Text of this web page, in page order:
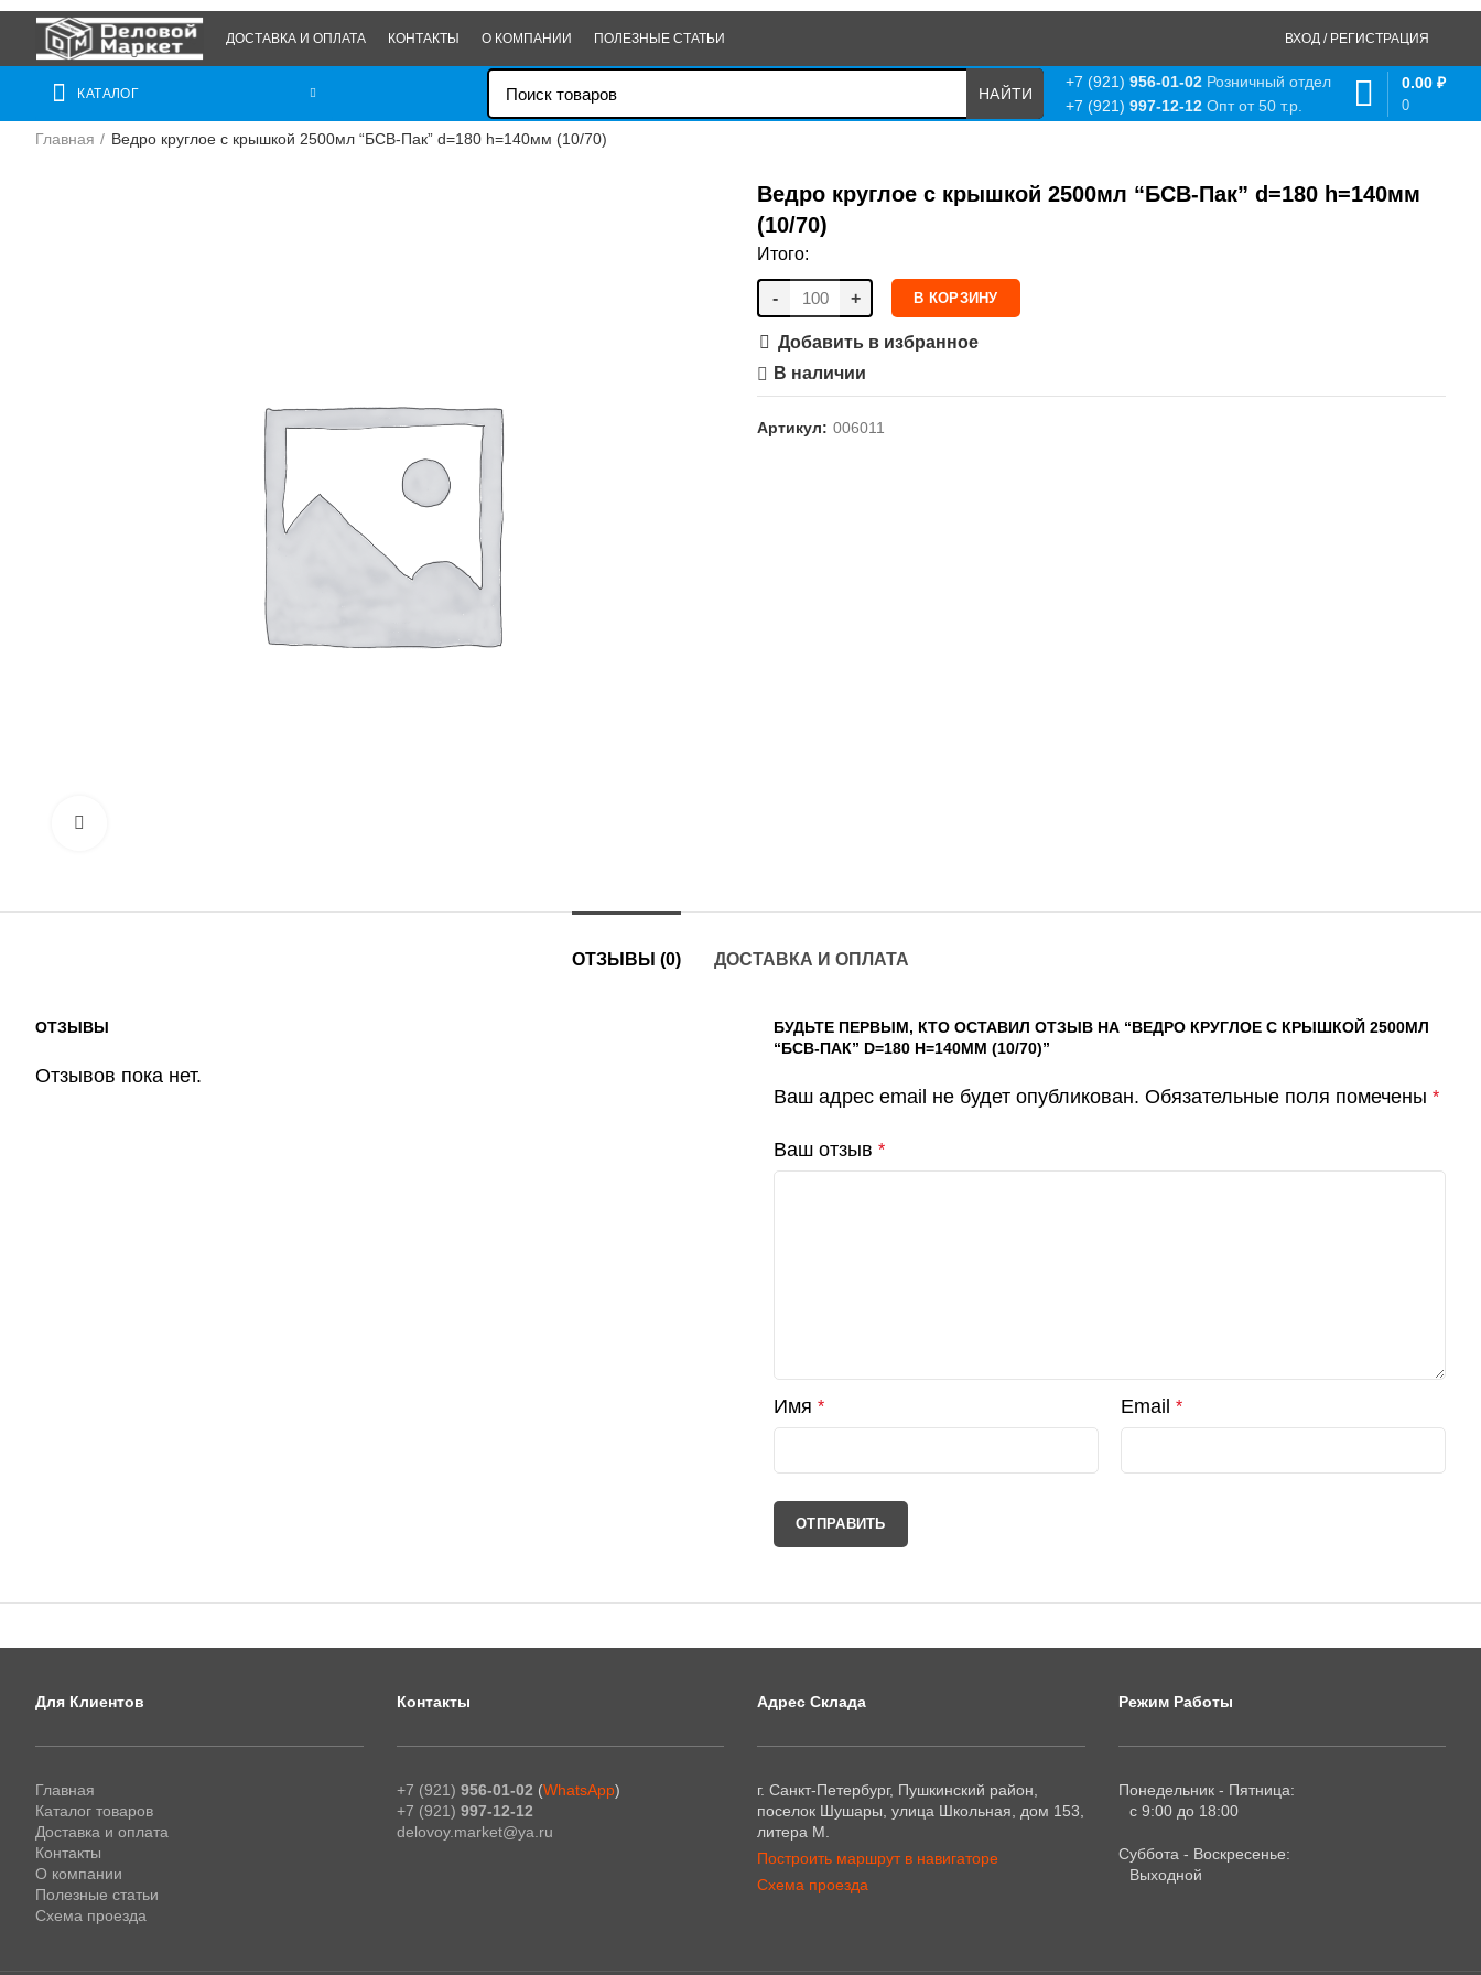
ДОСТАВКА И ОПЛАТА КОНТАКТЫ О КОМПАНИИ ПОЛЕЗНЫЕ СТАТЬИ ВХОД / РЕГИСТРАЦИЯ
КАТАЛОГ
+7 (921) 956-01-02 Розничный отдел
+7 (921) 997-12-12 Опт от 50 т.р. 0
0.00 ₽
Главная Ведро круглое с крышкой 2500мл “БСВ-Пак” d=180 h=140мм (10/70)
Ведро круглое с крышкой 2500мл “БСВ-Пак” d=180 h=140мм
(10/70)
Итого:
- + В КОРЗИНУ
Добавить в избранное
В наличии
Артикул: 006011
ОТЗЫВЫ (0) ДОСТАВКА И ОПЛАТА
ОТЗЫВЫ
Отзывов пока нет.
БУДЬТЕ ПЕРВЫМ, КТО ОСТАВИЛ ОТЗЫВ НА “ВЕДРО КРУГЛОЕ С КРЫШКОЙ 2500МЛ
“БСВ-ПАК” D=180 H=140ММ (10/70)”
Ваш адрес email не будет опубликован. Обязательные поля помечены *
Ваш отзыв *
Имя * Email *
Для Клиентов
Главная
Каталог товаров
Доставка и оплата
Контакты
О компании
Полезные статьи
Схема проезда
Контакты
+7 (921) 956-01-02 (WhatsApp)
+7 (921) 997-12-12
delovoy.market@ya.ru
Адрес Склада
г. Санкт-Петербург, Пушкинский район,
поселок Шушары, улица Школьная, дом 153,
литера М.
Построить маршрут в навигаторе
Схема проезда
Режим Работы
Понедельник - Пятница:
с 9:00 до 18:00
Суббота - Воскресенье:
Выходной